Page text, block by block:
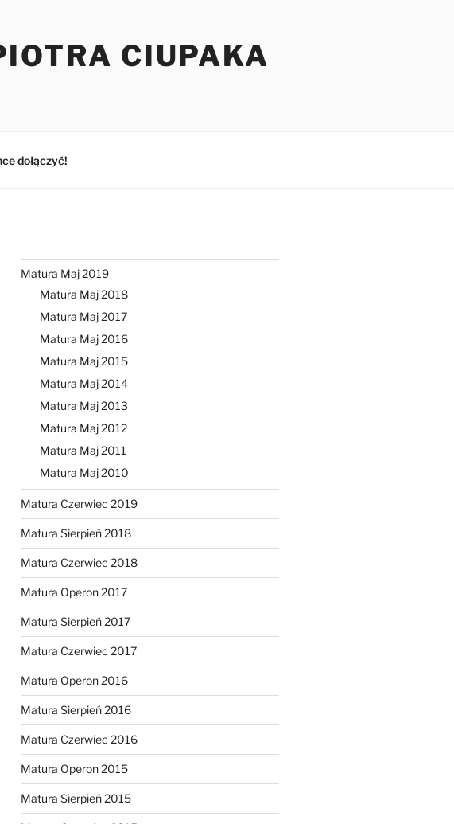
CIUPAKA
dołączyć!
Matura Maj 2019
Matura Maj 2018
Matura Maj 2017
Matura Maj 2016
Matura Maj 2015
Matura Maj 2014
Matura Maj 2013
Matura Maj 2012
Matura Maj 2011
Matura Maj 2010
Matura Czerwiec 2019
Matura Sierpień 2018
Matura Czerwiec 2018
Matura Operon 2017
Matura Sierpień 2017
Matura Czerwiec 2017
Matura Operon 2016
Matura Sierpień 2016
Matura Czerwiec 2016
Matura Operon 2015
Matura Sierpień 2015